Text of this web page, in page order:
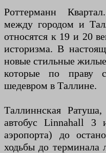
Роттерманн
между городом и
относятся к 19 и 20
историзма. В
новые стильные
которые по праву
шедевром в Таллине.
Таллиннская
автобус Linnahall
аэропорта) до
ходьбы до терминала